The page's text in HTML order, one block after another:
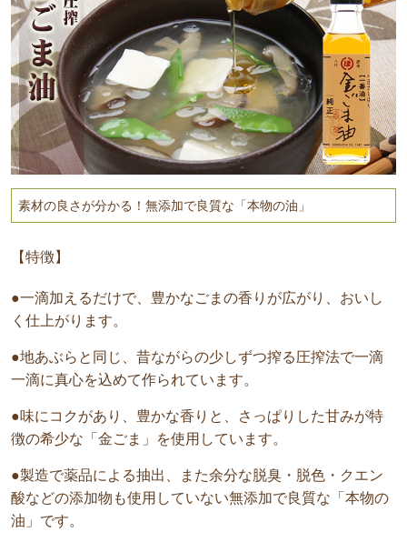
素材の良さが分かる！無添加で良質な「本物の油」
【特徴】
●一滴加えるだけで、豊かなごまの香りが広がり、おいし
く仕上がります。
●地あぶらと同じ、昔ながらの少しずつ搾る圧搾法で一滴
一滴に真心を込めて作られています。
●味にコクがあり、豊かな香りと、さっぱりした甘みが特
徴の希少な「金ごま」を使用しています。
●製造で薬品による抽出、また余分な脱臭・脱色・クエン
酸などの添加物も使用していない無添加で良質な「本物の
油」です。